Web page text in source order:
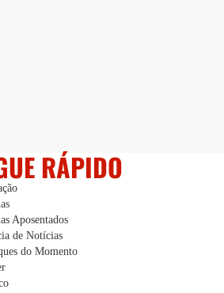
RÁPIDO
Aposentados
de Notícias
do Momento